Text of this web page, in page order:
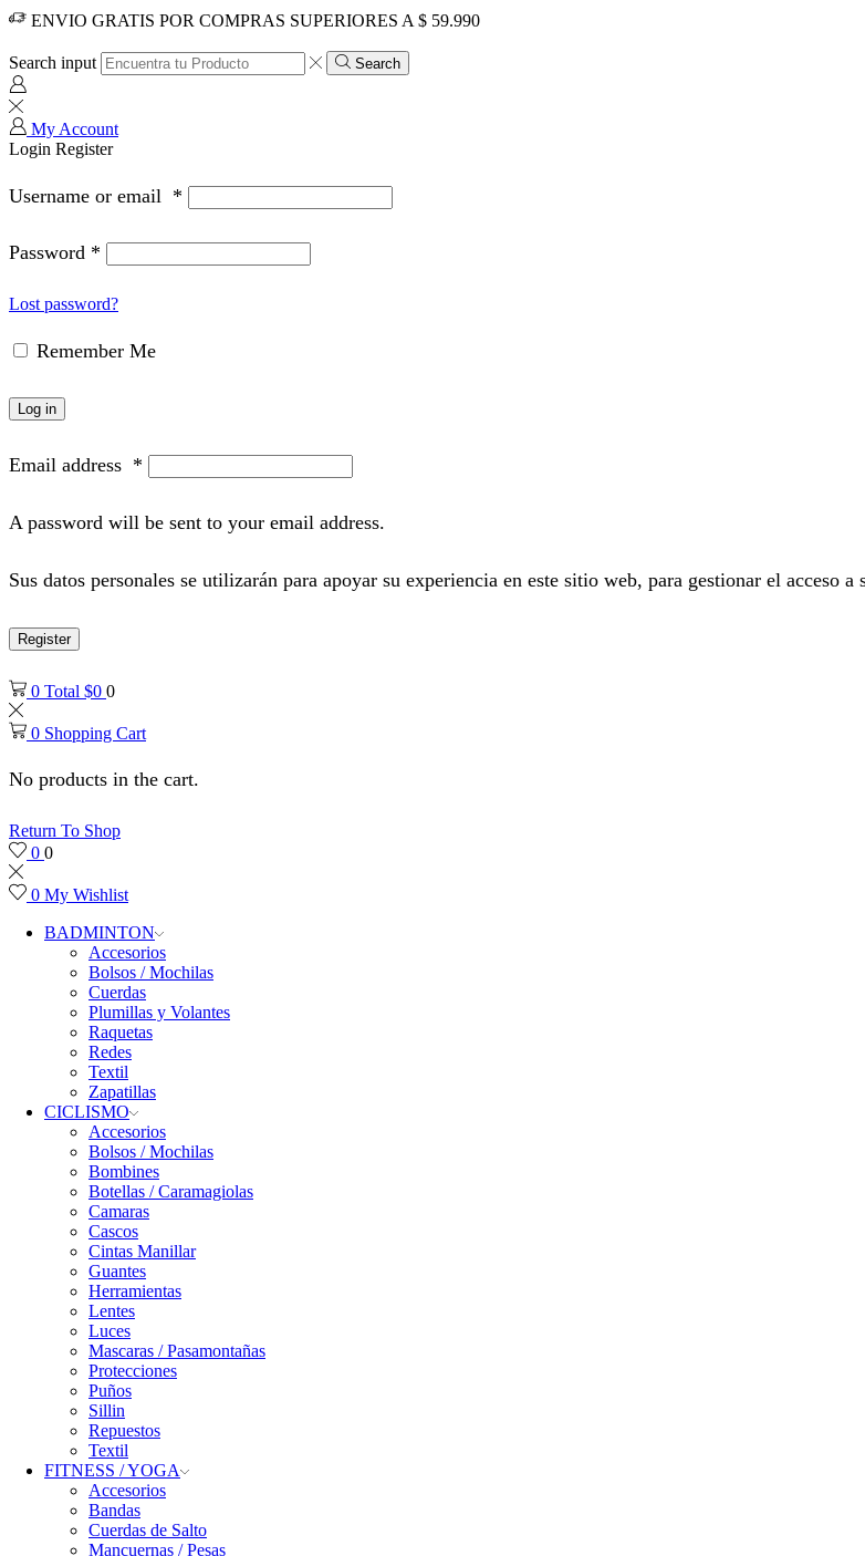
ENVIO GRATIS POR COMPRAS SUPERIORES A $ 59.990
Search input Search
My Account
Login Register
Username or email *
Password *
Lost password?
Remember Me
Log in
Email address *
A password will be sent to your email address.
Sus datos personales se utilizarán para apoyar su experiencia en este sitio web, para gestionar el acceso
Register
0 Total $0 0
0 Shopping Cart
No products in the cart.
Return To Shop
0 0
0 My Wishlist
BADMINTON
Accesorios
Bolsos / Mochilas
Cuerdas
Plumillas y Volantes
Raquetas
Redes
Textil
Zapatillas
CICLISMO
Accesorios
Bolsos / Mochilas
Bombines
Botellas / Caramagiolas
Camaras
Cascos
Cintas Manillar
Guantes
Herramientas
Lentes
Luces
Mascaras / Pasamontañas
Protecciones
Puños
Sillin
Repuestos
Textil
FITNESS / YOGA
Accesorios
Bandas
Cuerdas de Salto
Mancuernas / Pesas